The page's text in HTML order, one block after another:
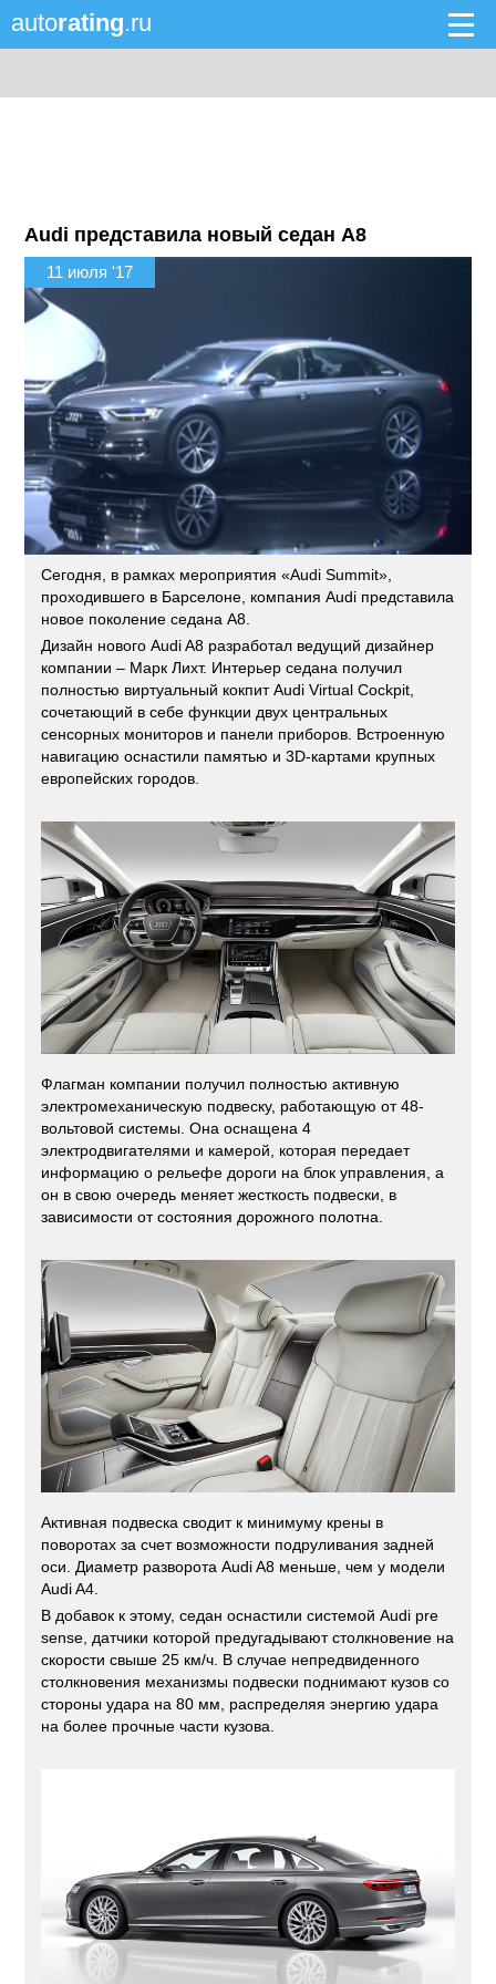
autorating.ru
Audi представила новый седан A8
11 июля '17
Сегодня, в рамках мероприятия «Audi Summit»,
проходившего в Барселоне, компания Audi представила
новое поколение седана A8.
Дизайн нового Audi A8 разработал ведущий дизайнер
компании – Марк Лихт. Интерьер седана получил
полностью виртуальный кокпит Audi Virtual Cockpit,
сочетающий в себе функции двух центральных
сенсорных мониторов и панели приборов. Встроенную
навигацию оснастили памятью и 3D-картами крупных
европейских городов.
Флагман компании получил полностью активную
электромеханическую подвеску, работающую от 48-
вольтовой системы. Она оснащена 4
электродвигателями и камерой, которая передает
информацию о рельефе дороги на блок управления, а
он в свою очередь меняет жесткость подвески, в
зависимости от состояния дорожного полотна.
Активная подвеска сводит к минимуму крены в
поворотах за счет возможности подруливания задней
оси. Диаметр разворота Audi A8 меньше, чем у модели
Audi A4.
В добавок к этому, седан оснастили системой Audi pre
sense, датчики которой предугадывают столкновение на
скорости свыше 25 км/ч. В случае непредвиденного
столкновения механизмы подвески поднимают кузов со
стороны удара на 80 мм, распределяя энергию удара
на более прочные части кузова.